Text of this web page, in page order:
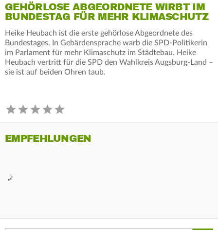
GEHÖRLOSE ABGEORDNETE WIRBT IM
BUNDESTAG FÜR MEHR KLIMASCHUTZ
Heike Heubach ist die erste gehörlose Abgeordnete des
Bundestages. In Gebärdensprache warb die SPD-Politikerin
im Parlament für mehr Klimaschutz im Städtebau. Heike
Heubach vertritt für die SPD den Wahlkreis Augsburg-Land –
sie ist auf beiden Ohren taub.
EMPFEHLUNGEN